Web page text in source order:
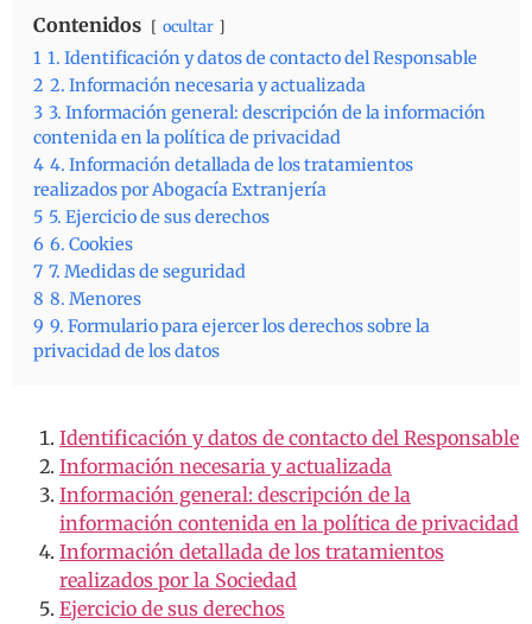
Contenidos ocultar
1 1. Identificación y datos de contacto del Responsable
2 2. Información necesaria y actualizada
3 3. Información general: descripción de la información
contenida en la política de privacidad
4 4. Información detallada de los tratamientos
realizados por Abogacía Extranjería
5 5. Ejercicio de sus derechos
6 6. Cookies
7 7. Medidas de seguridad
8 8. Menores
9 9. Formulario para ejercer los derechos sobre la
privacidad de los datos
Identificación y datos de contacto del Responsable
Información necesaria y actualizada
Información general: descripción de la
información contenida en la política de privacidad
Información detallada de los tratamientos
realizados por la Sociedad
Ejercicio de sus derechos